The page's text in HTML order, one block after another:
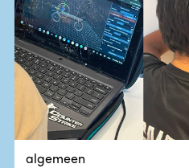
algemeen